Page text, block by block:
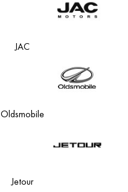
JAC
Oldsmobile
Jetour